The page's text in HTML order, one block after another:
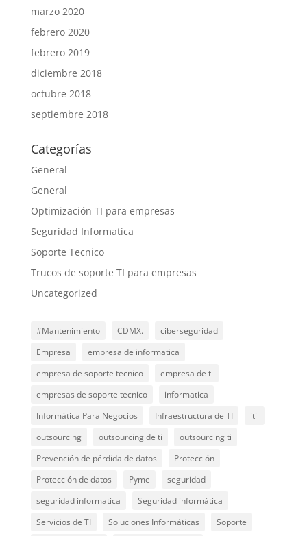
marzo 2020
febrero 2020
febrero 2019
diciembre 2018
octubre 2018
septiembre 2018
Categorías
General
General
Optimización TI para empresas
Seguridad Informatica
Soporte Tecnico
Trucos de soporte TI para empresas
Uncategorized
#Mantenimiento CDMX.
ciberseguridad
Empresa
empresa de informatica
empresa de soporte tecnico
empresa de ti
empresas de soporte tecnico
informatica
Informática Para Negocios
Infraestructura de TI
itil
outsourcing
outsourcing de ti
outsourcing ti
Prevención de pérdida de datos
Protección
Protección de datos
Pyme
seguridad
seguridad informatica
Seguridad informática
Servicios de TI
Soluciones Informáticas
Soporte